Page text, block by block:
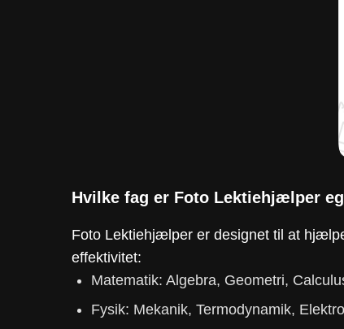
Hvilke fag er Foto Lektiehjælper
Foto Lektiehjælper er designet til at
effektivitet:
Matematik: Algebra, Geometri,
Fysik: Mekanik, Termodynamik,